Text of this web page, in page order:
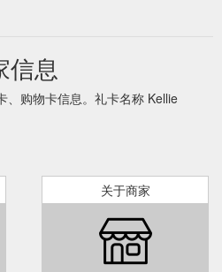
信息
、购物卡信息。礼卡名称 Kellie
关于商家